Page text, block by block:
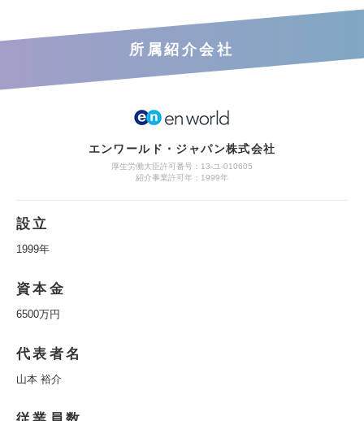
所属紹介会社
エンワールド・ジャパン株式会社
厚生労働大臣許可番号：13-ユ-010605
紹介事業許可年：1999年
設立
1999年
資本金
6500万円
代表者名
山本 裕介